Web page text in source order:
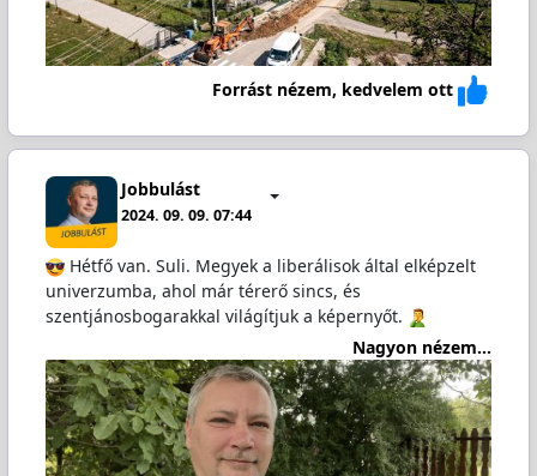
Forrást nézem, kedvelem ott
Jobbulást
2024. 09. 09. 07:44
Hétfő van. Suli. Megyek a liberálisok által elképzelt
univerzumba, ahol már térerő sincs, és
szentjánosbogarakkal világítjuk a képernyőt.
Nagyon nézem...